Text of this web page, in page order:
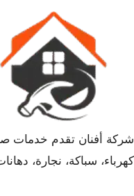
شركة أفنان تقدم خدمات
كهرباء، سباكة، نجارة،